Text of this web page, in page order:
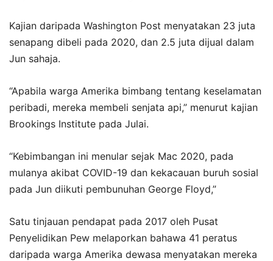
Kajian daripada Washington Post menyatakan 23 juta
senapang dibeli pada 2020, dan 2.5 juta dijual dalam
Jun sahaja.
“Apabila warga Amerika bimbang tentang keselamatan
peribadi, mereka membeli senjata api,” menurut kajian
Brookings Institute pada Julai.
“Kebimbangan ini menular sejak Mac 2020, pada
mulanya akibat COVID-19 dan kekacauan buruh sosial
pada Jun diikuti pembunuhan George Floyd,”
Satu tinjauan pendapat pada 2017 oleh Pusat
Penyelidikan Pew melaporkan bahawa 41 peratus
daripada warga Amerika dewasa menyatakan mereka